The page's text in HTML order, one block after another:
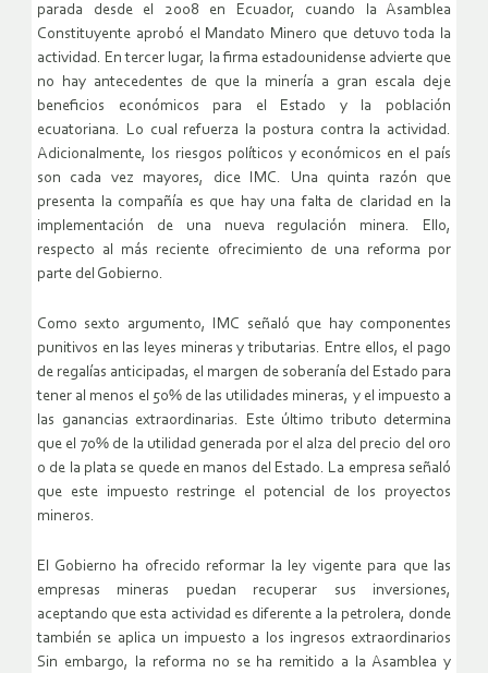
parada desde el 2008 en Ecuador, cuando la Asamblea
Constituyente aprobó el Mandato Minero que detuvo toda la
actividad. En tercer lugar, la firma estadounidense advierte que
no hay antecedentes de que la minería a gran escala deje
beneficios económicos para el Estado y la población
ecuatoriana. Lo cual refuerza la postura contra la actividad.
Adicionalmente, los riesgos políticos y económicos en el país
son cada vez mayores, dice IMC. Una quinta razón que
presenta la compañía es que hay una falta de claridad en la
implementación de una nueva regulación minera. Ello,
respecto al más reciente ofrecimiento de una reforma por
parte del Gobierno.
Como sexto argumento, IMC señaló que hay componentes
punitivos en las leyes mineras y tributarias. Entre ellos, el pago
de regalías anticipadas, el margen de soberanía del Estado para
tener al menos el 50% de las utilidades mineras, y el impuesto a
las ganancias extraordinarias. Este último tributo determina
que el 70% de la utilidad generada por el alza del precio del oro
o de la plata se quede en manos del Estado. La empresa señaló
que este impuesto restringe el potencial de los proyectos
mineros.
El Gobierno ha ofrecido reformar la ley vigente para que las
empresas mineras puedan recuperar sus inversiones,
aceptando que esta actividad es diferente a la petrolera, donde
también se aplica un impuesto a los ingresos extraordinarios
Sin embargo, la reforma no se ha remitido a la Asamblea y